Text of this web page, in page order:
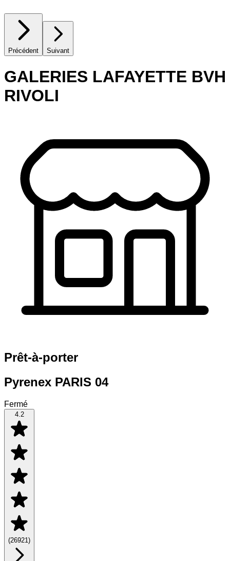
Précédent Suivant
GALERIES LAFAYETTE BVH
RIVOLI
Prêt-à-porter
Pyrenex PARIS 04
Fermé
4.2
(26921 )